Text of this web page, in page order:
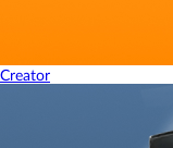
Creator